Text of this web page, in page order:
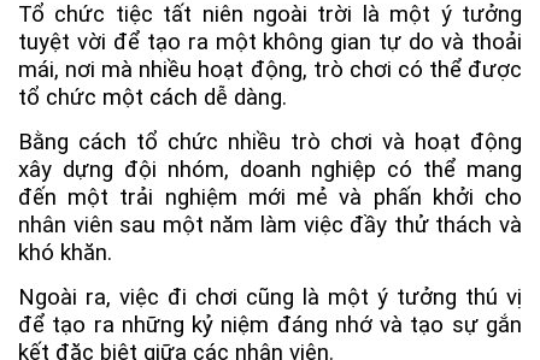
Tổ chức tiệc tất niên ngoài trời là một ý tưởng
tuyệt vời để tạo ra một không gian tự do và thoải
mái, nơi mà nhiều hoạt động, trò chơi có thể được
tổ chức một cách dễ dàng.
Bằng cách tổ chức nhiều trò chơi và hoạt động
xây dựng đội nhóm, doanh nghiệp có thể mang
đến một trải nghiệm mới mẻ và phấn khởi cho
nhân viên sau một năm làm việc đầy thử thách và
khó khăn.
Ngoài ra, việc đi chơi cũng là một ý tưởng thú vị
để tạo ra những kỷ niệm đáng nhớ và tạo sự gắn
kết đặc biệt giữa các nhân viên.